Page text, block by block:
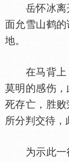
岳怀冰离开
面允雪山鹤
地。
在马背上，
莫明的感伤
死存亡，胜
所分判交待，
为示此一行